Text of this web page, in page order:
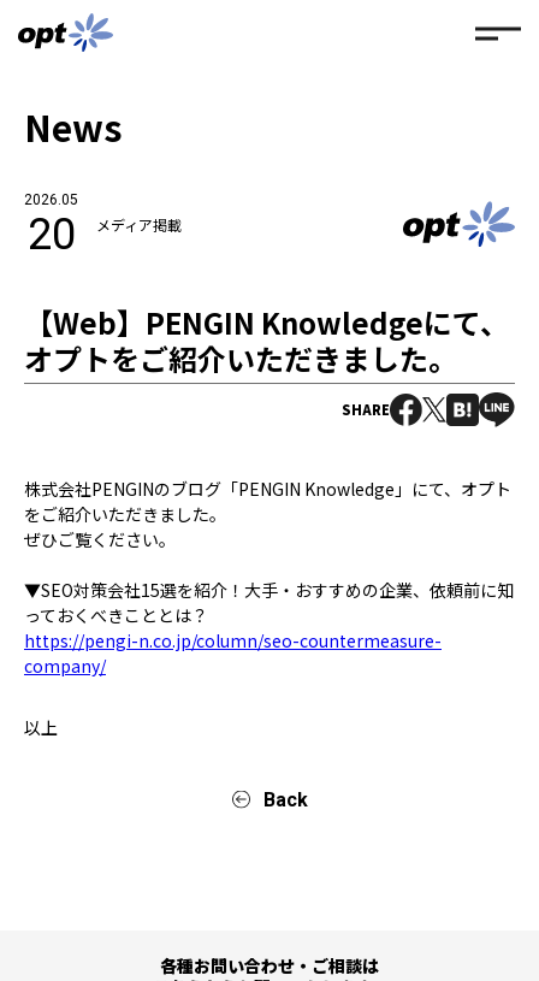
News
2026.05
20 メディア掲載
【Web】PENGIN Knowledgeにて、
オプトをご紹介いただきました。
SHARE
株式会社PENGINのブログ「PENGIN Knowledge」にて、オプト
をご紹介いただきました。
ぜひご覧ください。
▼SEO対策会社15選を紹介！大手・おすすめの企業、依頼前に知
っておくべきこととは？
https://pengi-n.co.jp/column/seo-countermeasure-
company/
以上
Back
各種お問い合わせ・ご相談は